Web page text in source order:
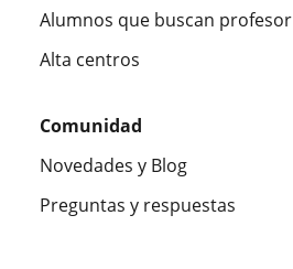
Alumnos que buscan profesor
Alta centros
Comunidad
Novedades y Blog
Preguntas y respuestas